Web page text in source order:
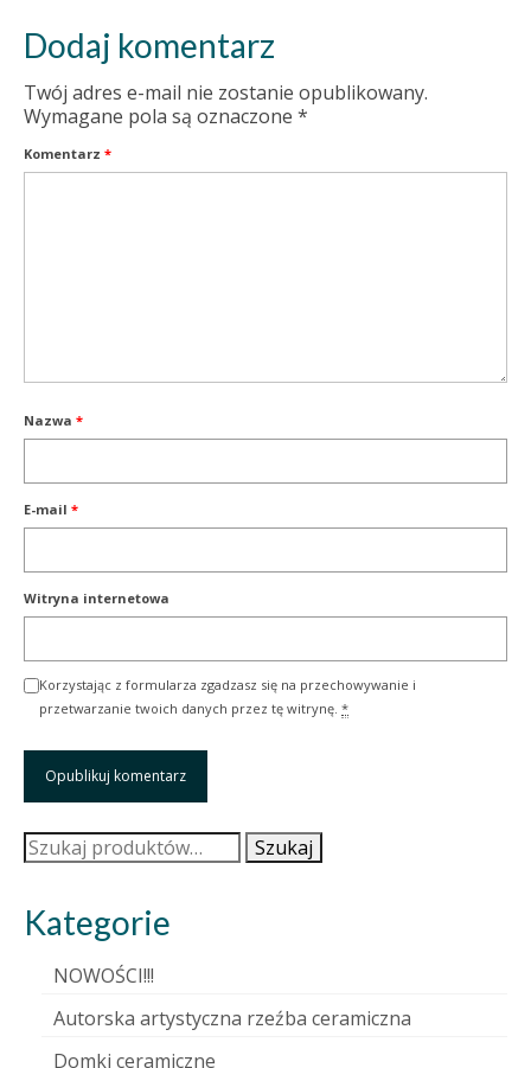
Dodaj komentarz
Twój adres e-mail nie zostanie opublikowany.
Wymagane pola są oznaczone *
Komentarz *
Nazwa *
E-mail *
Witryna internetowa
Korzystając z formularza zgadzasz się na przechowywanie i
przetwarzanie twoich danych przez tę witrynę. *
Szukaj: Szukaj
Kategorie
NOWOŚCI!!!
Autorska artystyczna rzeźba ceramiczna
Domki ceramiczne